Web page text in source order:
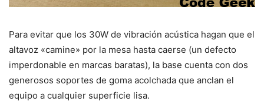
Para evitar que los 30W de vibración acústica hagan que el
altavoz «camine» por la mesa hasta caerse (un defecto
imperdonable en marcas baratas), la base cuenta con dos
generosos soportes de goma acolchada que anclan el
equipo a cualquier superficie lisa.